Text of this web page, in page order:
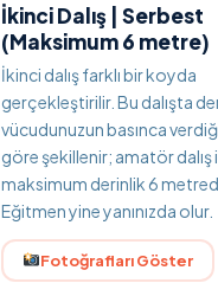
İkinci Dalış | Serbest
(Maksimum 6 metre)
İkinci dalış farklı bir koyda
gerçekleştirilir. Bu dalışta
vücudunuzun basınca
göre şekillenir; amatör dalış
maksimum derinlik 6
Eğitmen yine yanınızda olur.
Fotoğrafları Göster